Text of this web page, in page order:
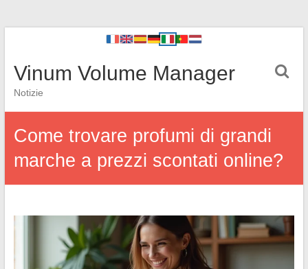
Vinum Volume Manager
Notizie
Come trovare profumi di grandi
marche a prezzi scontati online?